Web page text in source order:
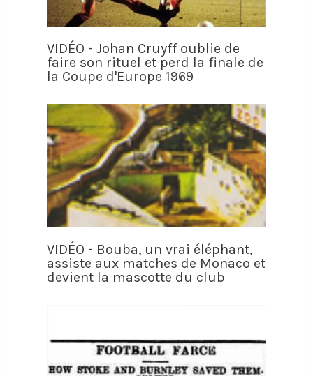
VIDÉO - Johan Cruyff oublie de
faire son rituel et perd la finale de
la Coupe d'Europe 1969
VIDÉO - Bouba, un vrai éléphant,
assiste aux matches de Monaco et
devient la mascotte du club